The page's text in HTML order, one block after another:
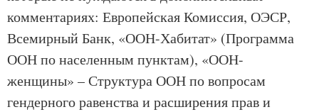
комментариях: Европейская Комиссия, ОЭСР,
Всемирный Банк, «ООН-Хабитат» (Программа
ООН по населенным пунктам), «ООН-
женщины» – Структура ООН по вопросам
гендерного равенства и расширения прав и